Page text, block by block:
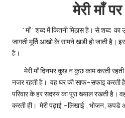
मेरी माँ
‘ माँ‘ शब्द में कितनी मिठास है। से शब्द का
जागती मूर्ति आखो के सामने खडी हो जाती है।
है।
मेरी माँ दिनभर कुछ न कुछ काम करती
नजर रहती है। वह घर की साफ-सफाइ करती
परिवार के हर सदस्य का पूरा ख्याल रखती है।
करती ही। मेरी पढ़ाई -लिखाई , भोजन, कपडे